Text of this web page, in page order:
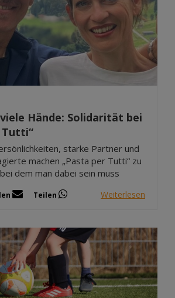
viele Hände: Solidarität bei
Tutti“
starke Partner und
machen „Pasta per Tutti“ zu
dem man dabei sein muss
Teilen Weiterlesen